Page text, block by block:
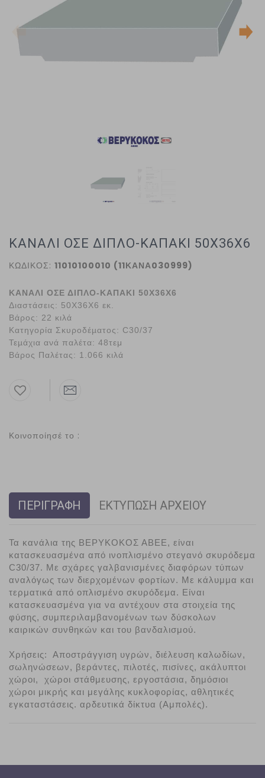
ΚΑΝΑΛΙ ΟΣΕ ΔΙΠΛΟ-ΚΑΠΑΚΙ 50Χ36Χ6
ΚΩΔΙΚΟΣ: 11010100010 (11ΚΑΝΑ030999)
ΚΑΝΑΛΙ ΟΣΕ ΔΙΠΛΟ-ΚΑΠΑΚΙ 50Χ36Χ6
Διαστάσεις: 50Χ36Χ6 εκ.
Βάρος: 22 κιλά
Κατηγορία Σκυροδέµατος: C30/37
Τεµάχια ανά παλέτα: 48τεμ
Βάρος Παλέτας: 1.066 κιλά
Κοινοποίησέ το :
ΠΕΡΙΓΡΑΦΗ ΕΚΤΥΠΩΣΗ ΑΡΧΕΙΟΥ
Τα κανάλια της ΒΕΡΥΚΟΚΟΣ ΑΒΕΕ, είναι
κατασκευασμένα από ινοπλισμένο στεγανό σκυρόδεμα
C30/37. Με σχάρες γαλβανισμένες διαφόρων τύπων
αναλόγως των διερχομένων φορτίων. Με κάλυμμα και
τερματικά από οπλισμένο σκυρόδεμα. Είναι
κατασκευασμένα για να αντέχουν στα στοιχεία της
φύσης, συμπεριλαμβανομένων των δύσκολων
καιρικών συνθηκών και του βανδαλισμού.
Χρήσεις:  Αποστράγγιση υγρών, διέλευση καλωδίων,
σωληνώσεων, βεράντες, πιλοτές, πισίνες, ακάλυπτοι
χώροι,  χώροι στάθμευσης, εργοστάσια, δημόσιοι
χώροι μικρής και μεγάλης κυκλοφορίας, αθλητικές
εγκαταστάσεις. αρδευτικά δίκτυα (Αμπολές).